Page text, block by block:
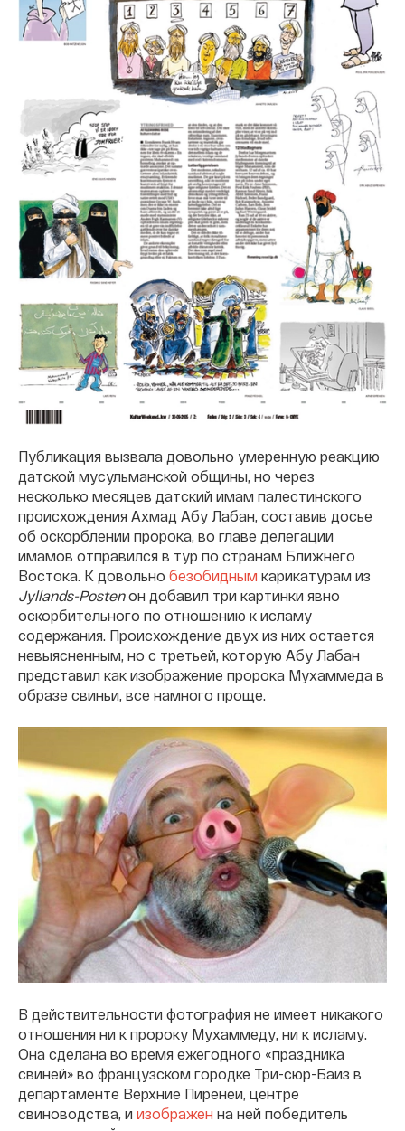
Публикация вызвала довольно умеренную реакцию
датской мусульманской общины, но через
несколько месяцев датский имам палестинского
происхождения Ахмад Абу Лабан, составив досье
об оскорблении пророка, во главе делегации
имамов отправился в тур по странам Ближнего
Востока. К довольно безобидным карикатурам из
Jyllands-Postenон добавил три картинки явно
оскорбительного по отношению к исламу
содержания. Происхождение двух из них остается
невыясненным, но с третьей, которую Абу Лабан
представил как изображение пророка Мухаммеда в
образе свиньи, все намного проще.
В действительности фотография не имеет никакого
отношения ни к пророку Мухаммеду, ни к исламу.
Она сделана во время ежегодного «праздника
свиней» во французском городке Три-сюр-Баиз в
департаменте Верхние Пиренеи, центре
свиноводства, и изображен на ней победитель